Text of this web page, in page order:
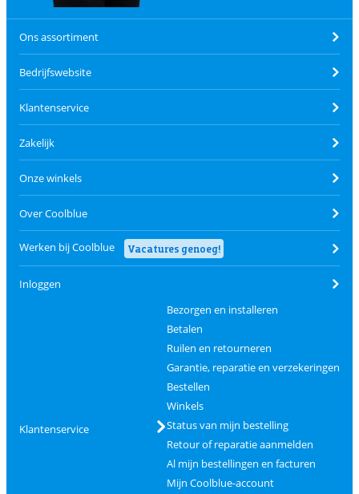
Ons assortiment
Bedrijfswebsite
Klantenservice
Zakelijk
Onze winkels
Over Coolblue
Werken bij Coolblue Vacatures genoeg!
Inloggen
Klantenservice
Bezorgen en installeren
Betalen
Ruilen en retourneren
Garantie, reparatie en verzekeringen
Bestellen
Winkels
Status van mijn bestelling
Retour of reparatie aanmelden
Al mijn bestellingen en facturen
Mijn Coolblue-account